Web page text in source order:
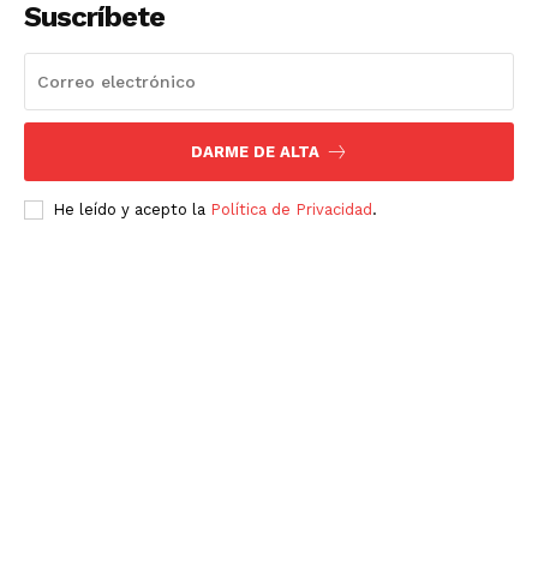
Suscríbete
DARME DE ALTA
He leído y acepto la Política de Privacidad .